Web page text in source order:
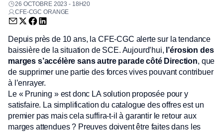
26 OCTOBRE 2023 - 18H20
CFE-CGC ORANGE
Envoyer par email (nouvelle fenêtre)
Partager sur Twitter (nouvelle fenêtre)
Partager sur Facebook (nouvelle fenêtre)
Partager sur LinkedIn (nouvelle fenêtre)
Depuis près de 10 ans, la CFE-CGC alerte sur la tendance
baissière de la situation de SCE. Aujourd’hui, l’érosion des
marges s’accélère sans autre parade côté Direction, que
de supprimer une partie des forces vives pouvant contribuer
à l’enrayer.
Le « Pruning » est donc LA solution proposée pour y
satisfaire. La simplification du catalogue des offres est un
premier pas mais cela suffira-t-il à garantir le retour aux
marges attendues ? Preuves doivent être faites dans les